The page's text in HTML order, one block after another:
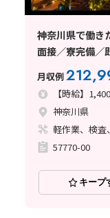
神奈川県で働き
面接／寮完備／
月収例
【時給】
神奈川県
57770-00
キープ